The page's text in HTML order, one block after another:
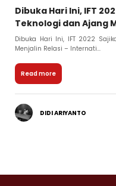
Dibuka Hari Ini, IFT
Teknologi dan Ajang
Dibuka Hari Ini, IFT 2022
Menjalin Relasi – Internati...
Read more
DIDI ARIYANTO